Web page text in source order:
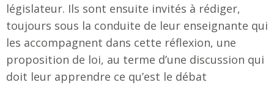
législateur. Ils sont ensuite invités à rédiger,
toujours sous la conduite de leur enseignante qui
les accompagnent dans cette réflexion, une
proposition de loi, au terme d’une discussion qui
doit leur apprendre ce qu’est le débat